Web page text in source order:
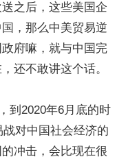
之后，这些美国企
，那么中美贸易逆
府嘛，就与中国完
还不敢讲这个话。
到2020年6月底的时
对中国社会经济的
冲击，会比现在很